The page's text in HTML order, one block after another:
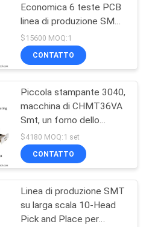
Economica 6 teste PCB
linea di produzione SMT
Pick and Place Machine
$15600 MOQ:1
CONTATTO
Piccola stampante 3040,
macchina di CHMT36VA
Smt, un forno dello
stampino della catena di
montaggio del PWB di
420 riflussi
$4180 MOQ:1 set
CONTATTO
Linea di produzione SMT
su larga scala 10-Head
Pick and Place per